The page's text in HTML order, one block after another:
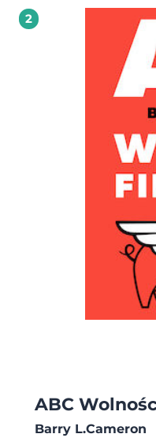
lubi science fiction,
wszystkim jest tatą Hani i Tymka. Ukończył studia Teologiczne (WBST i
Zarządzanie (UW i PMI). W Społeczności Chrześcijańskiej Północ jest od 2014 roku.
Obecnie zarządza
dołączanie się do życia
wśród osób
spotkań i eventów w naszym
misjonarzami i
rozwój oraz w pomoc
2
ABC
Barry L.Cameron